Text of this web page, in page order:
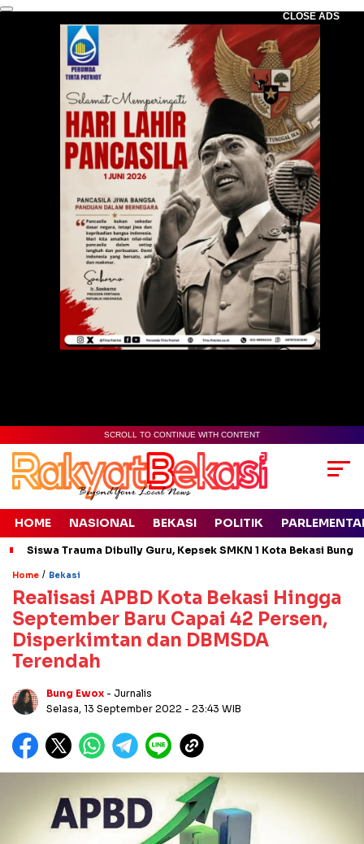
CLOSE ADS
SCROLL TO CONTINUE WITH CONTENT
HOME NASIONAL BEKASI POLITIK
Siswa Trauma Dibully Guru, Kepsek SMKN 1 Kota Bekasi
Home / Bekasi
Realisasi APBD Kota Bekasi Hingga
September Baru Capai 42 Persen,
Disperkimtan dan DBMSDA
Terendah
Bung Ewox - Jurnalis
Selasa, 13 September 2022 - 23:43 WIB